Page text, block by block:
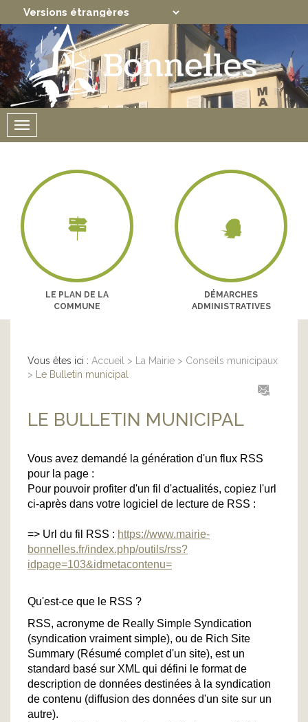
Powered by Translate
Menu
LE PLAN DE LA
COMMUNE
DÉMARCHES
ADMINISTRATIVES
Vous êtes ici : Accueil > La Mairie > Conseils municipaux
> Le Bulletin municipal
LE BULLETIN MUNICIPAL
Vous avez demandé la génération d'un flux RSS
pour la page :
Pour pouvoir profiter d'un fil d'actualités, copiez l'url
ci-après dans votre logiciel de lecture de RSS :
=> Url du fil RSS : https://www.mairie-
bonnelles.fr/index.php/outils/rss?
idpage=103&idmetacontenu=
Qu'est-ce que le RSS ?
RSS, acronyme de Really Simple Syndication
(syndication vraiment simple), ou de Rich Site
Summary (Résumé complet d'un site), est un
standard basé sur XML qui défini le format de
description de données destinées à la syndication
de contenu (diffusion des données d'un site sur un
autre).